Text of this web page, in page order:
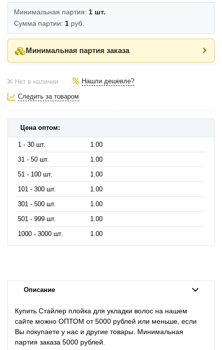
Минимальная партия: 1 шт.
Сумма партии: 1 руб.
Минимальная партия заказа
Нет в наличии Нашли дешевле?
Следить за товаром
Цена оптом:
1 - 30 шт.
1.00
31 - 50 шт.
1.00
51 - 100 шт.
1.00
101 - 300 шт.
1.00
301 - 500 шт.
1.00
501 - 999 шт.
1.00
1000 - 3000 шт.
1.00
Описание
Купить Стайлер плойка для укладки волос на нашем
сайте можно ОПТОМ от 5000 рублей или меньше, если
Вы покупаете у нас и другие товары. Минимальная
партия заказа 5000 рублей.